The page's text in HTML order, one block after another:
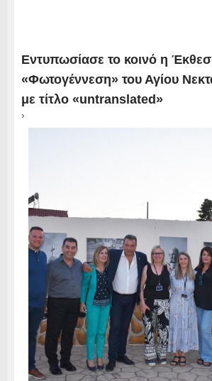
Εντυπωσίασε το κοινό η
«Φωτογέννεση» του Αγίου
με τίτλο «untranslated»
›